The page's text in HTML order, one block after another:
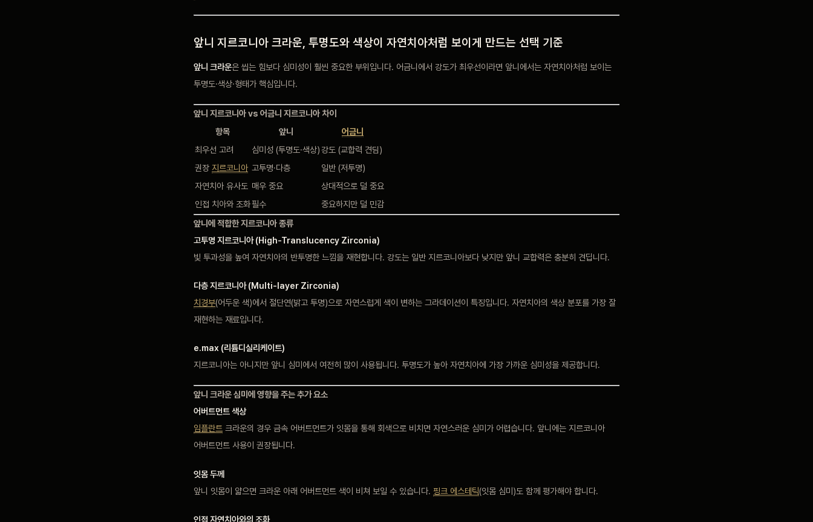
앞니 지르코니아 크라운, 투명도와 색상이 자연치아처럼 보이게 만드는 선택 기준
앞니 크라운은 씹는 힘보다 심미성이 훨씬 중요한 부위입니다. 어금니에서 강도가 최우선이라면 앞니에서는 자연치아처럼 보이는
투명도·색상·형태가 핵심입니다.
앞니 지르코니아 vs 어금니 지르코니아 차이
항목
앞니
어금니
최우선 고려
심미성 (투명도·색상)강도 (교합력 견딤)
권장 지르코니아 고투명·다층
일반 (저투명)
자연치아 유사도 매우 중요
상대적으로 덜 중요
인접 치아와 조화필수
중요하지만 덜 민감
앞니에 적합한 지르코니아 종류
고투명 지르코니아 (High-Translucency Zirconia)
빛 투과성을 높여 자연치아의 반투명한 느낌을 재현합니다. 강도는 일반 지르코니아보다 낮지만 앞니 교합력은 충분히 견딥니다.
다층 지르코니아 (Multi-layer Zirconia)
치경부(어두운 색)에서 절단연(밝고 투명)으로 자연스럽게 색이 변하는 그라데이션이 특징입니다. 자연치아의 색상 분포를 가장 잘
재현하는 재료입니다.
e.max (리튬디실리케이트)
지르코니아는 아니지만 앞니 심미에서 여전히 많이 사용됩니다. 투명도가 높아 자연치아에 가장 가까운 심미성을 제공합니다.
앞니 크라운 심미에 영향을 주는 추가 요소
어버트먼트 색상
임플란트 크라운의 경우 금속 어버트먼트가 잇몸을 통해 회색으로 비치면 자연스러운 심미가 어렵습니다. 앞니에는 지르코니아
어버트먼트 사용이 권장됩니다.
잇몸 두께
앞니 잇몸이 얇으면 크라운 아래 어버트먼트 색이 비쳐 보일 수 있습니다. 핑크 에스테틱(잇몸 심미)도 함께 평가해야 합니다.
인접 자연치아와의 조화